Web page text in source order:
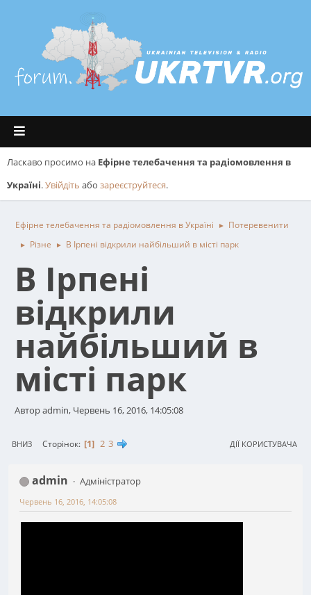
Ласкаво просимо на Ефірне телебачення та радіомовлення в
Україні.Увійдіть або зареєструйтеся.
Ефірне телебачення та радіомовлення в Україні ► Потеревенити
► Різне ► В Ірпені відкрили найбільший в місті парк
В Ірпені
відкрили
найбільший в
місті парк
Автор admin, Червень 16, 2016, 14:05:08
ВНИЗ Сторінок 1 2 3 ДІЇ КОРИСТУВАЧА
admin Адміністратор
Червень 16, 2016, 14:05:08